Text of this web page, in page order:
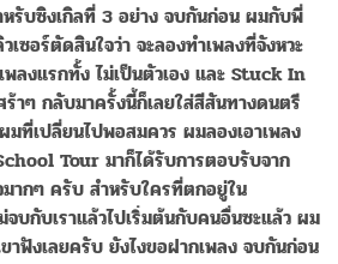
หรับซิงเกิลที่ 3 อย่าง จบกันก่อน ผมกับพี่
ซอร์ตัดสินใจว่า จะลองทำเพลงที่จังหวะ
ลงแรกทั้ง ไม่เป็นตัวเอง และ Stuck In
าๆ กลับมาครั้งนี้ก็เลยใส่สีสันทางดนตรี
ที่เปลี่ยนไปพอสมควร ผมลองเอาเพลง
Tour มาก็ได้รับการตอบรับจาก
ากๆ ครับ สำหรับใครที่ตกอยู่ใน
บกับเราแล้วไปเริ่มต้นกับคนอื่นซะแล้ว ผม
าฟังเลยครับ ยังไงขอฝากเพลง จบกันก่อน